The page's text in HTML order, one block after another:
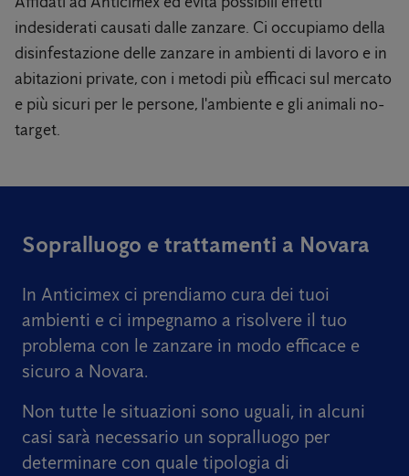
indesiderati causati dalle zanzare. Ci occupiamo della
disinfestazione delle zanzare in ambienti di lavoro e in
abitazioni private, con i metodi più efficaci sul mercato
e più sicuri per le persone, l'ambiente e gli animali no-
target.
Sopralluogo e trattamenti a Novara
In Anticimex ci prendiamo cura dei tuoi
ambienti e ci impegnamo a risolvere il tuo
problema con le zanzare in modo efficace e
sicuro a Novara.
Non tutte le situazioni sono uguali, in alcuni
casi sarà necessario un sopralluogo per
determinare con quale tipologia di